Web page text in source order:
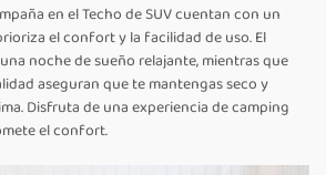
en el Techo de SUV cuentan con un
el confort y la facilidad de uso. El
noche de sueño relajante, mientras que
aseguran que te mantengas seco y
Disfruta de una experiencia de camping
el confort.